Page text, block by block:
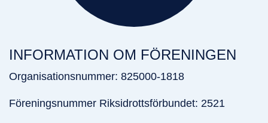
INFORMATION OM FÖRENINGEN
Organisationsnummer: 825000-1818
Föreningsnummer Riksidrottsförbundet: 2521